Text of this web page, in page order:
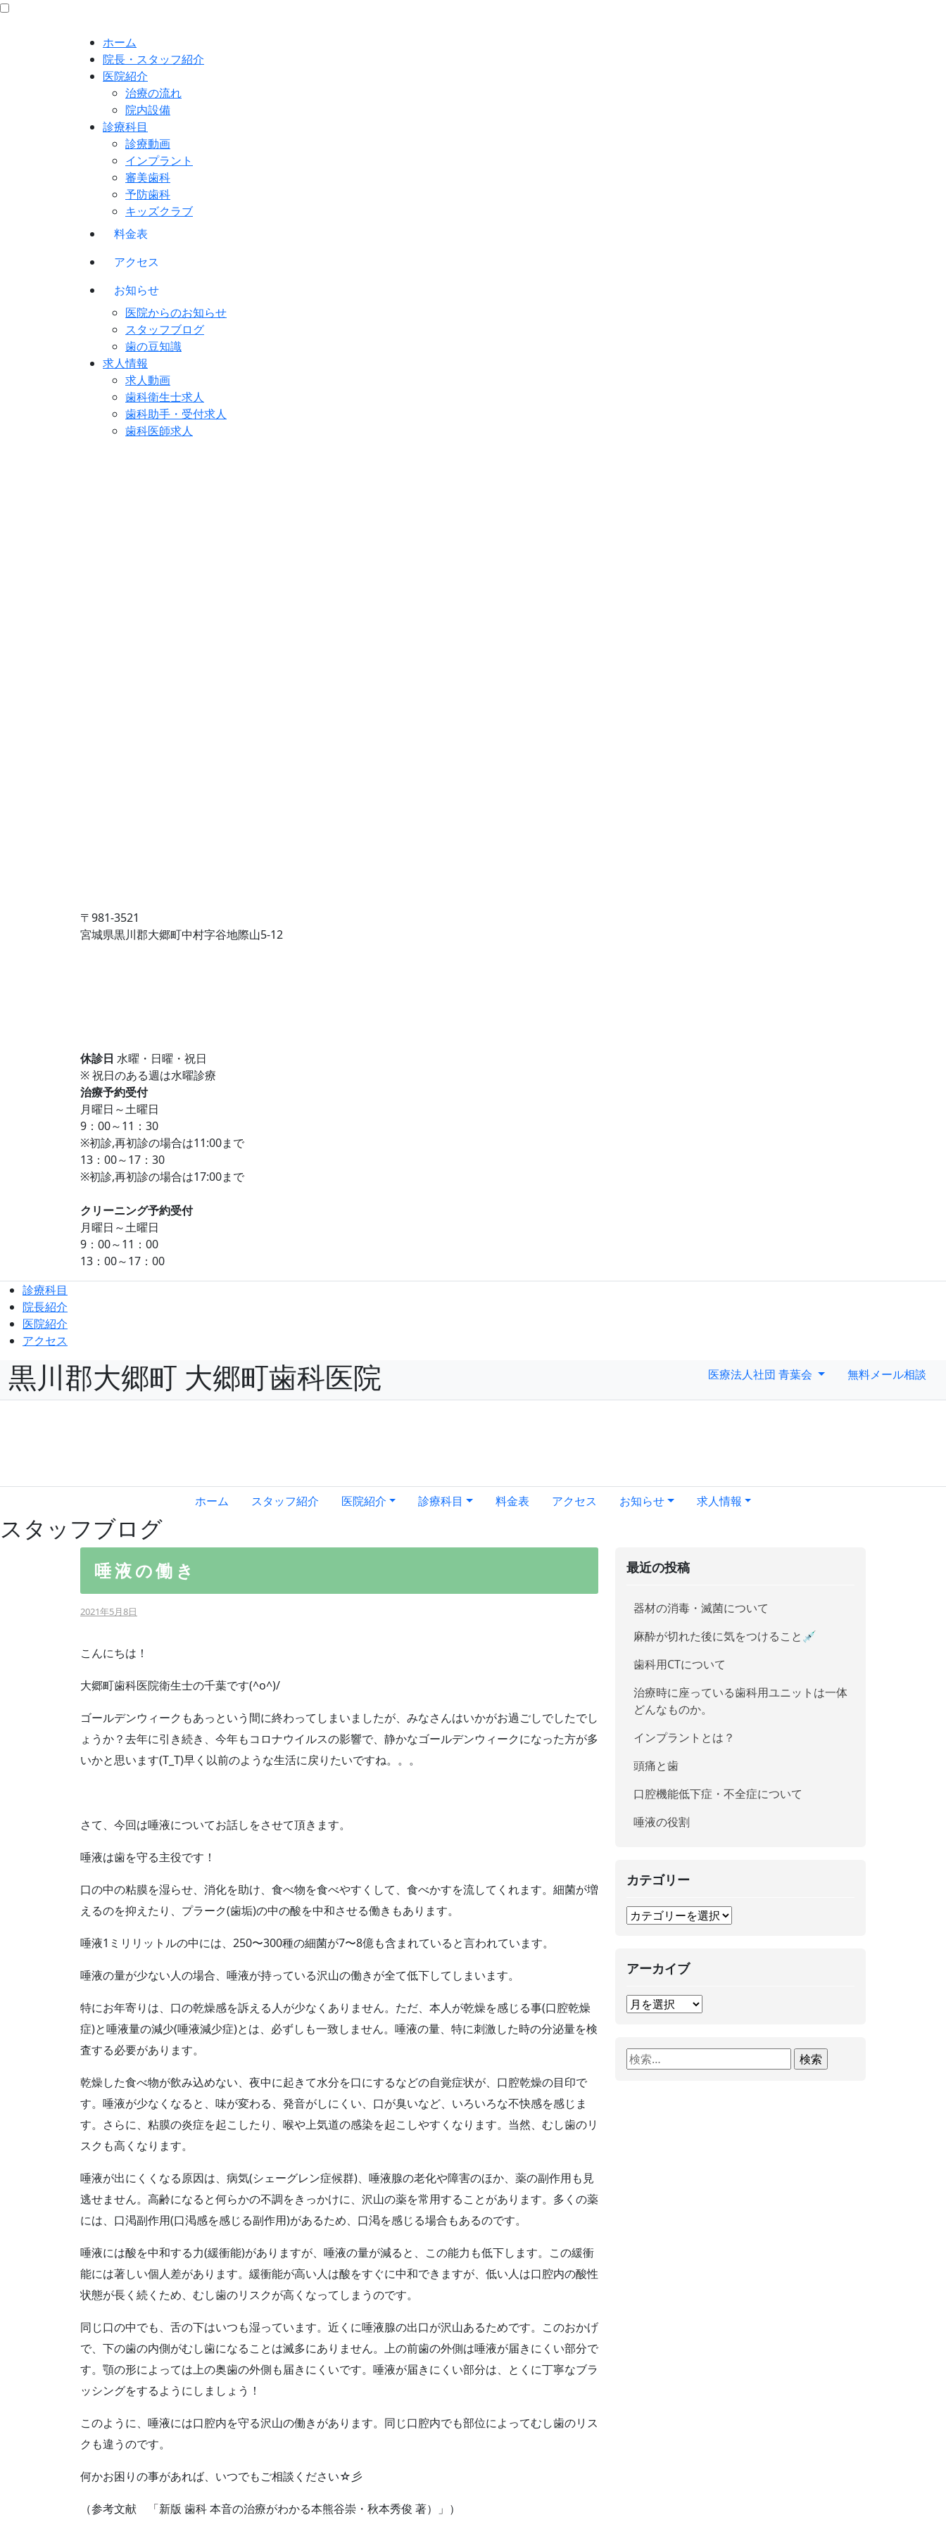
ホーム
院長・スタッフ紹介
医院紹介
治療の流れ
院内設備
診療科目
診療動画
インプラント
審美歯科
予防歯科
キッズクラブ
料金表
アクセス
お知らせ
医院からのお知らせ
スタッフブログ
歯の豆知識
求人情報
求人動画
歯科衛生士求人
歯科助手・受付求人
歯科医師求人
〒981-3521
宮城県黒川郡大郷町中村字谷地際山5-12
休診日 水曜・日曜・祝日
※ 祝日のある週は水曜診療
治療予約受付
月曜日～土曜日
9：00～11：30
※初診,再初診の場合は11:00まで
13：00～17：30
※初診,再初診の場合は17:00まで
クリーニング予約受付
月曜日～土曜日
9：00～11：00
13：00～17：00
診療科目
院長紹介
医院紹介
アクセス
黒川郡大郷町 大郷町歯科医院 医療法人社団 青葉会 無料メール相談
ホーム スタッフ紹介 医院紹介 診療科目 料金表 アクセス お知らせ 求人情報
スタッフブログ
唾液の働き
2021年5月8日
こんにちは！
大郷町歯科医院衛生士の千葉です(^o^)/
ゴールデンウィークもあっという間に終わってしまいましたが、みなさんはいかがお過ごしでしたでし
ょうか？去年に引き続き、今年もコロナウイルスの影響で、静かなゴールデンウィークになった方が多
いかと思います(T_T)早く以前のような生活に戻りたいですね。。。
さて、今回は唾液についてお話しをさせて頂きます。
唾液は歯を守る主役です！
口の中の粘膜を湿らせ、消化を助け、食べ物を食べやすくして、食べかすを流してくれます。細菌が増
えるのを抑えたり、プラーク(歯垢)の中の酸を中和させる働きもあります。
唾液1 ミリリットルの中には、 250〜300種の細菌が7〜8億も含まれていると言われています。
唾液の量が少ない人の場合、唾液が持っている沢山の働きが全て低下してしまいます。
特にお年寄りは、口の乾燥感を訴える人が少なくありません。ただ、本人が乾燥を感じる事(口腔乾燥
症)と唾液量の減少(唾液減少症)とは、必ずしも一致しません。唾液の量、特に刺激した時の分泌量を検
査する必要があります。
乾燥した食べ物が飲み込めない、夜中に起きて水分を口にするなどの自覚症状が、口腔乾燥の目印で
す。唾液が少なくなると、味が変わる、発音がしにくい、口が臭いなど、いろいろな不快感を感じま
す。さらに、粘膜の炎症を起こしたり、喉や上気道の感染を起こしやすくなります。当然、むし歯のリ
スクも高くなります。
唾液が出にくくなる原因は、病気(シェーグレン症候群)、唾液腺の老化や障害のほか、薬の副作用も見
逃せません。高齢になると何らかの不調をきっかけに、沢山の薬を常用することがあります。多くの薬
には、口渇副作用(口渇感を感じる副作用)があるため、口渇を感じる場合もあるのです。
唾液には酸を中和する力(緩衝能)がありますが、唾液の量が減ると、この能力も低下します。この緩衝
能には著しい個人差があります。緩衝能が高い人は酸をすぐに中和できますが、低い人は口腔内の酸性
状態が長く続くため、むし歯のリスクが高くなってしまうのです。
同じ口の中でも、舌の下はいつも湿っています。近くに唾液腺の出口が沢山あるためです。このおかげ
で、下の歯の内側がむし歯になることは滅多にありません。上の前歯の外側は唾液が届きにくい部分で
す。顎の形によっては上の奥歯の外側も届きにくいです。唾液が届きにくい部分は、とくに丁寧なブラ
ッシングをするようにしましょう！
このように、唾液には口腔内を守る沢山の働きがあります。同じ口腔内でも部位によってむし歯のリス
クも違うのです。
何かお困りの事があれば、いつでもご相談ください☆ 彡
（参考文献 「新版 歯科本音の治療がわかる本熊谷崇・秋本秀俊 著）」）
最近の投稿
器材の消毒・滅菌について
麻酔が切れた後に気をつけること💉
歯科用CTについて
治療時に座っている歯科用ユニットは一体
どんなものか。
インプラントとは？
頭痛と歯
口腔機能低下症・不全症について
唾液の役割
カテゴリー
アーカイブ